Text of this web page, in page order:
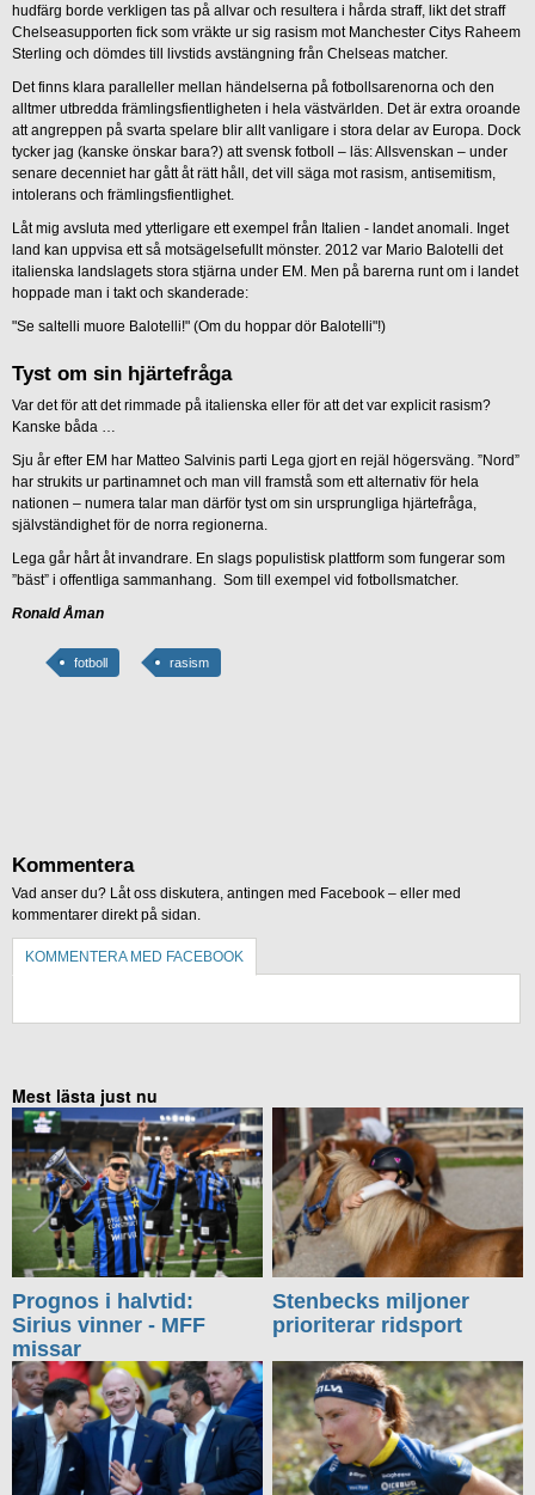
hudfärg borde verkligen tas på allvar och resultera i hårda straff, likt det straff
Chelseasupporten fick som vräkte ur sig rasism mot Manchester Citys Raheem
Sterling och dömdes till livstids avstängning från Chelseas matcher.
Det finns klara paralleller mellan händelserna på fotbollsarenorna och den
alltmer utbredda främlingsfientligheten i hela västvärlden. Det är extra oroande
att angreppen på svarta spelare blir allt vanligare i stora delar av Europa. Dock
tycker jag (kanske önskar bara?) att svensk fotboll – läs: Allsvenskan – under
senare decenniet har gått åt rätt håll, det vill säga mot rasism, antisemitism,
intolerans och främlingsfientlighet.
Låt mig avsluta med ytterligare ett exempel från Italien - landet anomali. Inget
land kan uppvisa ett så motsägelsefullt mönster. 2012 var Mario Balotelli det
italienska landslagets stora stjärna under EM. Men på barerna runt om i landet
hoppade man i takt och skanderade:
"Se saltelli muore Balotelli!" (Om du hoppar dör Balotelli"!)
Tyst om sin hjärtefråga
Var det för att det rimmade på italienska eller för att det var explicit rasism?
Kanske båda …
Sju år efter EM har Matteo Salvinis parti Lega gjort en rejäl högersväng. ”Nord”
har strukits ur partinamnet och man vill framstå som ett alternativ för hela
nationen – numera talar man därför tyst om sin ursprungliga hjärtefråga,
självständighet för de norra regionerna.
Lega går hårt åt invandrare. En slags populistisk plattform som fungerar som
”bäst” i offentliga sammanhang. Som till exempel vid fotbollsmatcher.
Ronald Åman
fotboll rasism
Kommentera
Vad anser du? Låt oss diskutera, antingen med Facebook – eller med
kommentarer direkt på sidan.
KOMMENTERA MED FACEBOOK
Mest lästa just nu
Prognos i halvtid:
Sirius vinner - MFF
missar
Stenbecks miljoner
prioriterar ridsport